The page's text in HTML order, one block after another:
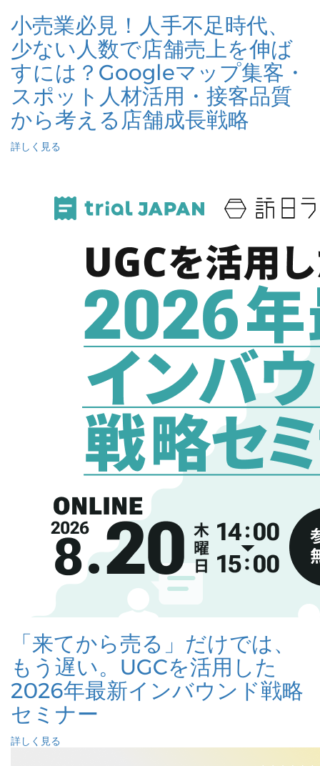
小売業必見！人手不足時代、
少ない人数で店舗売上を伸ば
すには？Googleマップ集客・
スポット人材活用・接客品質
から考える店舗成長戦略
詳しく見る
「来てから売る」だけでは、
もう遅い。UGCを活用した
2026年最新インバウンド戦略
セミナー
詳しく見る